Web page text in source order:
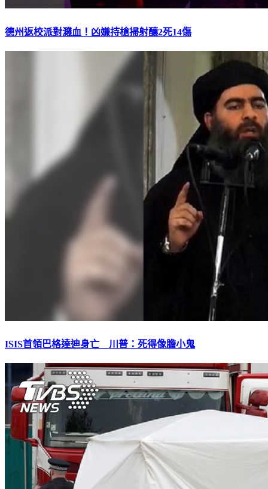
德州返校派對濺血！凶嫌持槍掃射釀2死14傷
ISIS首領巴格達迪身亡 川普：死得像膽小鬼